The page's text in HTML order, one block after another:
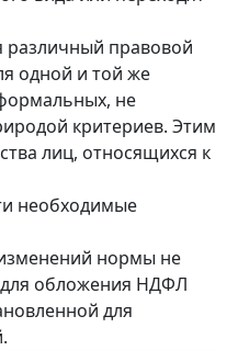
различный правовой
одной и той же
не
критериев. Этим
лиц, относящихся к
необходимые
нормы не
обложения НДФЛ
для